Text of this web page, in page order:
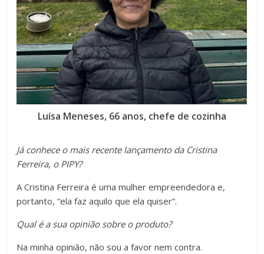
Luísa Meneses, 66 anos, chefe de cozinha
Já conhece o mais recente lançamento da Cristina
Ferreira, o PIPY?
A Cristina Ferreira é uma mulher empreendedora e,
portanto, “ela faz aquilo que ela quiser”.
Qual é a sua opinião sobre o produto?
Na minha opinião, não sou a favor nem contra.